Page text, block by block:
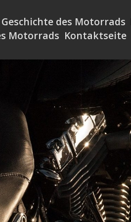
Geschichte des Motorrads
Motorrads Kontaktseite